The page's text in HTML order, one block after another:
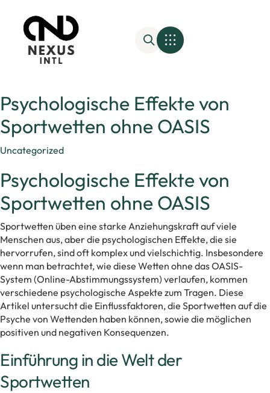
Psychologische Effekte von
Sportwetten ohne OASIS
Category
Uncategorized
Psychologische Effekte von
Sportwetten ohne OASIS
Sportwetten üben eine starke Anziehungskraft auf viele
Menschen aus, aber die psychologischen Effekte, die sie
hervorrufen, sind oft komplex und vielschichtig. Insbesondere
wenn man betrachtet, wie diese Wetten ohne das OASIS-
System (Online-Abstimmungssystem) verlaufen, kommen
verschiedene psychologische Aspekte zum Tragen. Diese
Artikel untersucht die Einflussfaktoren, die Sportwetten auf die
Psyche von Wettenden haben können, sowie die möglichen
positiven und negativen Konsequenzen.
Einführung in die Welt der
Sportwetten